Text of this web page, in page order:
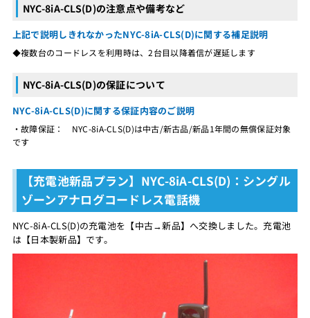
NYC-8iA-CLS(D)の注意点や備考など
上記で説明しきれなかったNYC-8iA-CLS(D)に関する補足説明
◆複数台のコードレスを利用時は、2台目以降着信が遅延します
NYC-8iA-CLS(D)の保証について
NYC-8iA-CLS(D)に関する保証内容のご説明
・故障保証： NYC-8iA-CLS(D)は中古/新古品/新品1年間の無償保証対象
です
【充電池新品プラン】NYC-8iA-CLS(D)：シングル
ゾーンアナログコードレス電話機
NYC-8iA-CLS(D)の充電池を【中古→新品】へ交換しました。充電池
は【日本製新品】です。